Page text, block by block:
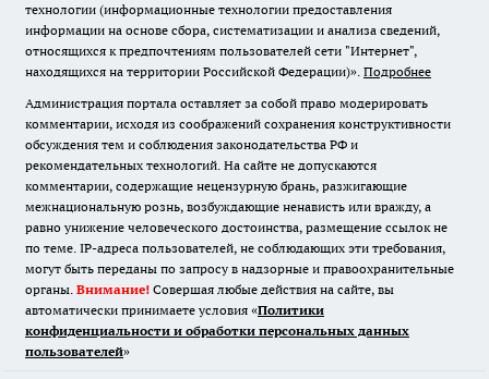
технологии (информационные технологии предоставления
информации на основе сбора, систематизации и анализа сведений,
относящихся к предпочтениям пользователей сети "Интернет",
находящихся на территории Российской Федерации)». Подробнее
Администрация портала оставляет за собой право модерировать
комментарии, исходя из соображений сохранения конструктивности
обсуждения тем и соблюдения законодательства РФ и
рекомендательных технологий. На сайте не допускаются
комментарии, содержащие нецензурную брань, разжигающие
межнациональную рознь, возбуждающие ненависть или вражду, а
равно унижение человеческого достоинства, размещение ссылок не
по теме. IP-адреса пользователей, не соблюдающих эти требования,
могут быть переданы по запросу в надзорные и правоохранительные
органы. Внимание! Совершая любые действия на сайте, вы
автоматически принимаете условия «Политики
конфиденциальности и обработки персональных данных
пользователей»